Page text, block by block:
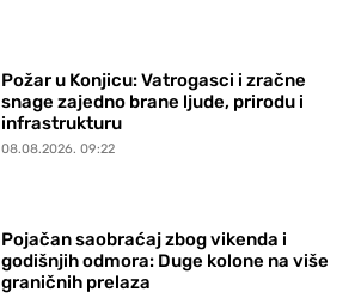
Požar u Konjicu: Vatrogasci i zračne
snage zajedno brane ljude, prirodu i
infrastrukturu
08.08.2026. 09:22
Pojačan saobraćaj zbog vikenda i
godišnjih odmora: Duge kolone na više
graničnih prelaza